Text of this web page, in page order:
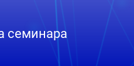
семинара